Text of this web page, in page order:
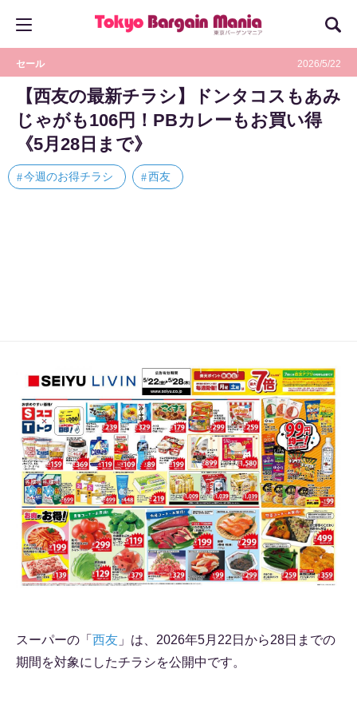
セール 2026/5/22
【西友の最新チラシ】ドンタコスもあみ
じゃがも106円！PBカレーもお買い得
《5月28日まで》
今週のお得チラシ 西友
スーパーの「 西友 」は、2026年5月22日から28日までの
期間を対象にしたチラシを公開中です。